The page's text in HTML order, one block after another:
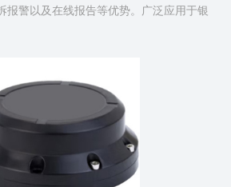
报警以及在线报告等优势。广泛应用于银